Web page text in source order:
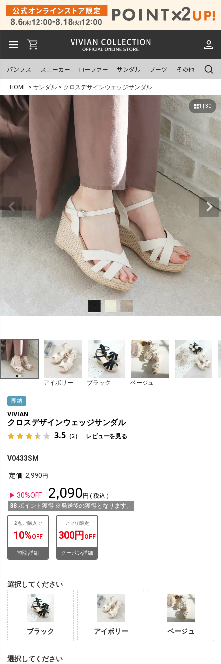
パンプス スニーカー ローファー サンダル ブーツ その他
HOME サンダル クロスデザインウェッジサンダル
1 | 30
アイボリー ブラック ベージュ
即納
VIVIAN
クロスデザインウェッジサンダル
3.5 （2） レビューを見る
V0433SM
定価 2,990
30%OFF 2,090
税込
38 ポイント獲得 ※発送後の獲得となります。
2点ご購入で
10%OFF
割引詳細
アプリ限定
300円 OFF
クーポン詳細
選択してください
ブラック アイボリー ベージュ
選択してください